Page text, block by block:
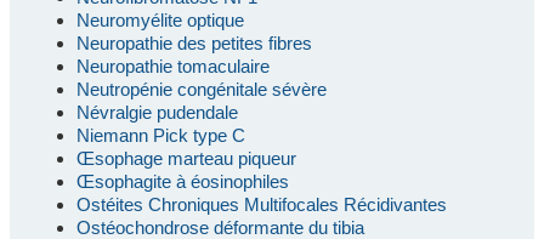
Neuromyélite optique
Neuropathie des petites fibres
Neuropathie tomaculaire
Neutropénie congénitale sévère
Névralgie pudendale
Niemann Pick type C
Œsophage marteau piqueur
Œsophagite à éosinophiles
Ostéites Chroniques Multifocales Récidivantes
Ostéochondrose déformante du tibia